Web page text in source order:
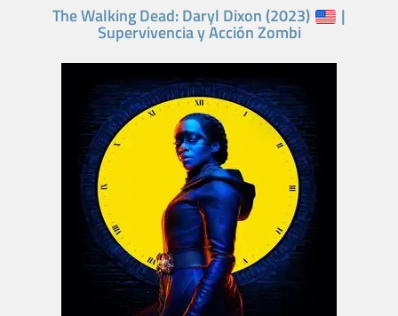
The Walking Dead: Daryl Dixon (2023) |
Supervivencia y Acción Zombi